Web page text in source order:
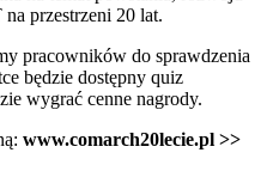
przestrzeni 20 lat.
pracowników do sprawdzenia
będzie dostępny quiz
wygrać cenne nagrody.
www.comarch20lecie.pl >>